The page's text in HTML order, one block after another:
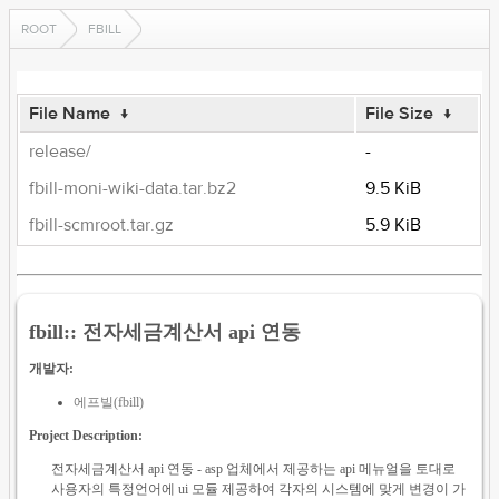
ROOT FBILL
File Name ↓ File Size ↓
release/
-
fbill-moni-wiki-data.tar.bz2
9.5 KiB
fbill-scmroot.tar.gz
5.9 KiB
fbill:: 전자세금계산서 api 연동
개발자:
에프빌(fbill)
Project Description:
전자세금계산서 api 연동 - asp 업체에서 제공하는 api 메뉴얼을 토대로
사용자의 특정언어에 ui 모듈 제공하여 각자의 시스템에 맞게 변경이 가